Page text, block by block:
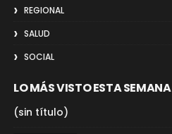
REGIONAL
SALUD
SOCIAL
LO MÁS VISTO ESTA SEMANA
(sin título)